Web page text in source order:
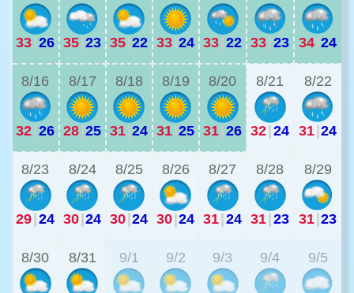
33|26 35|23 35|22 33|24 33|22 33|23 34|24
8/16
32|26
8/17
28|25
8/18
31|24
8/19
31|25
8/20
31|26
8/21
32|24
8/22
31|24
8/23
29|24
8/24
30|24
8/25
30|24
8/26
30|24
8/27
31|24
8/28
31|23
8/29
31|23
8/30 8/31 9/1 9/2 9/3 9/4 9/5